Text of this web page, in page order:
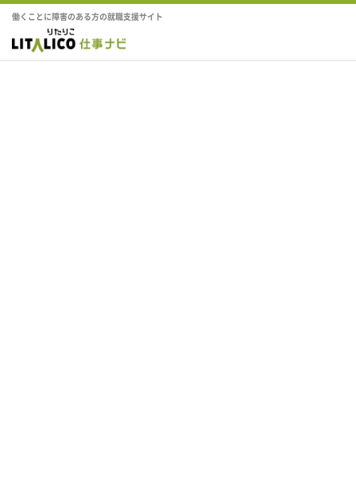
働くことに障害のある方の就職支援サイト